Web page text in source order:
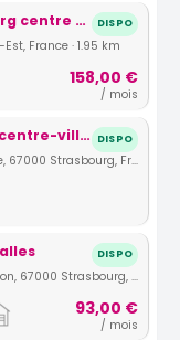
parking kléber strasbourg centre emplacement privatif niveau -2 DISPO
France · 1.95 km
158,00 €
/ mois
Parking proche Gare et centre-ville de Strasbourg DISPO
30 Rue Du Faubourg De Saverne, 67000 Strasbourg, France · 2.48 km
DISPO
13a Boulevard Du Président Wilson, 67000 Strasbourg, France · 2.61 km
93,00 €
/ mois